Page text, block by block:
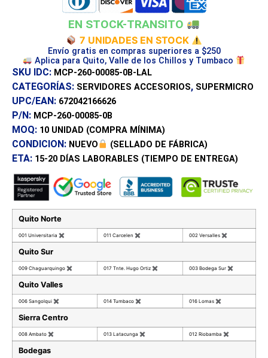
EN STOCK-TRANSITO
7 UNIDADES EN STOCK
Envío gratis en compras superiores a $250
Aplica para Quito, Valle de los Chillos y Tumbaco
SKU IDC: MCP-260-00085-0B-LAL
CATEGORÍAS: SERVIDORES ACCESORIOS, SUPERMICRO
UPC/EAN: 672042166626
P/N: MCP-260-00085-0B
MOQ: 10 UNIDAD (COMPRA MÍNIMA)
CONDICION: NUEVO (SELLADO DE FÁBRICA)
ETA: 15-20 DÍAS LABORABLES (TIEMPO DE ENTREGA)
Quito Norte
001 Universitaria ✖ 011 Carcelen ✖ 002 Versalles ✖
Quito Sur
009 Chaguarquingo ✖ 017 Tnte. Hugo Ortiz ✖ 003 Bodega Sur ✖
Quito Valles
006 Sangolqui ✖ 014 Tumbaco ✖ 016 Lomas ✖
Sierra Centro
008 Ambato ✖ 013 Latacunga ✖ 012 Riobamba ✖
Bodegas